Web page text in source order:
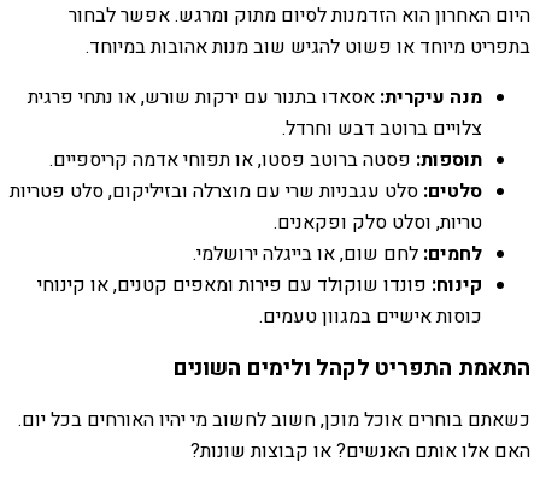
היום האחרון הוא הזדמנות לסיום מתוק ומרגש. אפשר לבחור
בתפריט מיוחד או פשוט להגיש שוב מנות אהובות במיוחד.
מנה עיקרית: אסאדו בתנור עם ירקות שורש, או נתחי פרגית
צלויים ברוטב דבש וחרדל.
תוספות: פסטה ברוטב פסטו, או תפוחי אדמה קריספיים.
סלטים: סלט עגבניות שרי עם מוצרלה ובזיליקום, סלט פטריות
טריות, וסלט סלק ופקאנים.
לחמים: לחם שום, או בייגלה ירושלמי.
קינוח: פונדו שוקולד עם פירות ומאפים קטנים, או קינוחי
כוסות אישיים במגוון טעמים.
התאמת התפריט לקהל ולימים השונים
כשאתם בוחרים אוכל מוכן, חשוב לחשוב מי יהיו האורחים בכל יום.
האם אלו אותם האנשים? או קבוצות שונות?